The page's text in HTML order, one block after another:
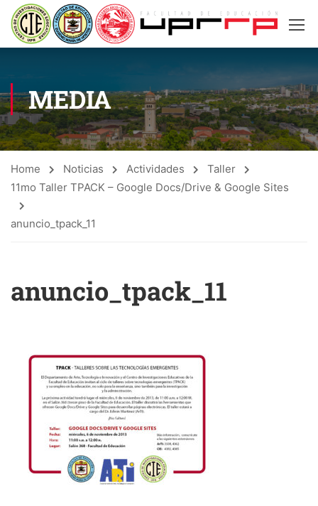
MEDIA
Home Noticias Actividades
Taller
11mo Taller TPACK – Google Docs/Drive & Google Sites
anuncio_tpack_11
anuncio_tpack_11